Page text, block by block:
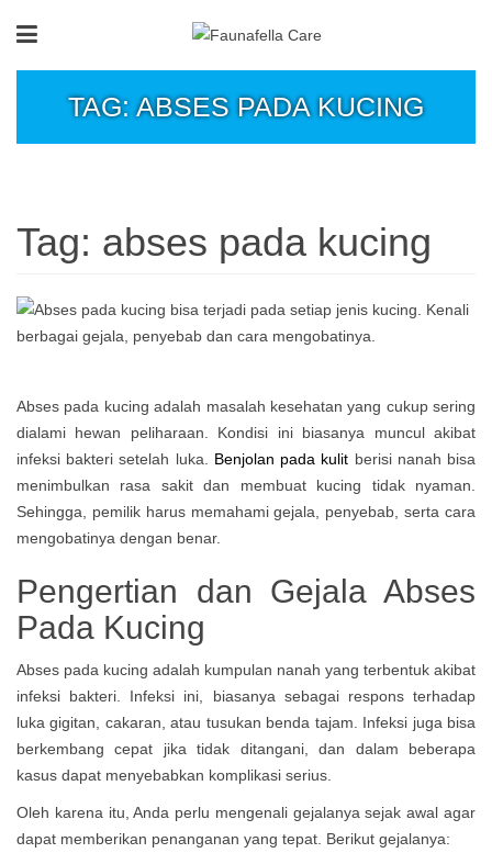
TAG: ABSES PADA KUCING
Tag: abses pada kucing
Abses pada kucing adalah masalah kesehatan yang cukup sering
dialami hewan peliharaan. Kondisi ini biasanya muncul akibat
infeksi bakteri setelah luka. Benjolan pada kulit berisi nanah bisa
menimbulkan rasa sakit dan membuat kucing tidak nyaman.
Sehingga, pemilik harus memahami gejala, penyebab, serta cara
mengobatinya dengan benar.
Pengertian dan Gejala Abses
Pada Kucing
Abses pada kucing adalah kumpulan nanah yang terbentuk akibat
infeksi bakteri. Infeksi ini, biasanya sebagai respons terhadap
luka gigitan, cakaran, atau tusukan benda tajam. Infeksi juga bisa
berkembang cepat jika tidak ditangani, dan dalam beberapa
kasus dapat menyebabkan komplikasi serius.
Oleh karena itu, Anda perlu mengenali gejalanya sejak awal agar
dapat memberikan penanganan yang tepat. Berikut gejalanya: